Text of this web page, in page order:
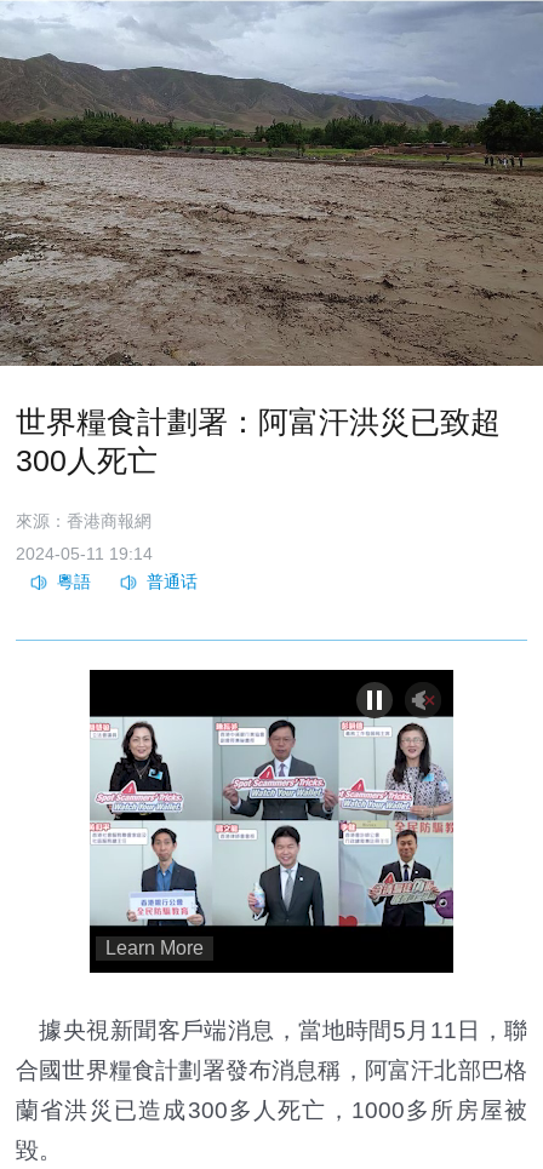
世界糧食計劃署：阿富汗洪災已致超
300人死亡
來源：香港商報網
2024-05-11 19:14
據央視新聞客戶端消息，當地時間5月11日，聯
合國世界糧食計劃署發布消息稱，阿富汗北部巴格
蘭省洪災已造成300多人死亡，1000多所房屋被
毀。